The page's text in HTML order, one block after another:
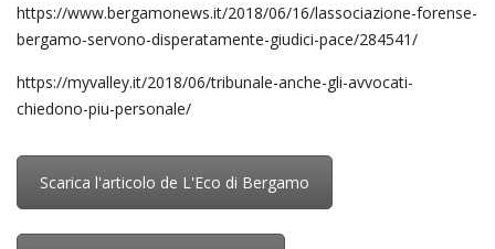
https://www.bergamonews.it/2018/06/16/lassociazione-forense-
bergamo-servono-disperatamente-giudici-pace/284541/
https://myvalley.it/2018/06/tribunale-anche-gli-avvocati-
chiedono-piu-personale/
Scarica l'articolo de L'Eco di Bergamo